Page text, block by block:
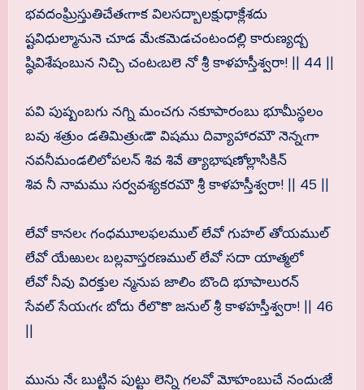
భవదంఘ్రిస్తుతిచేతఁగాక విలసద్బాలక్షుధాక్లేశదు
ష్టవిధుల్మానునె చూడ మేఁకమెడచంటందల్లి కారుణ్యద్బ
ష్థివిశేషంబున నిచ్చి చంటఁబలె నో శ్రీ కాళహస్తీశ్వరా! || 44 ||
పవి పుష్పంబగు నగ్ని మంచగు నకూపారంబు భూమీస్థలం
బవు శత్రుం డతిమిత్రుఁడౌ విషము దివ్యాహారమౌ నెన్నఁగా
నవనీమండలిలోపలన్ శివ శివే త్యాభాషణోల్లాసికిన్
శివ నీ నామము సర్వవశ్యకరమౌ శ్రీ కాళహస్తీశ్వరా! || 45 ||
లేవో కానలఁ గంధమూలఫలముల్ లేవో గుహల్ తోయముల్
లేవో యేఱులఁ బల్లవాస్తరణముల్ లేవో సదా యాత్మలో
లేవో నీవు విరక్తుల న్మనుప జాలిం బొంది భూపాలురన్
సేవల్ సేయఁగఁ బోదు రేలొకొ జనుల్ శ్రీ కాళహస్తీశ్వరా! || 46
మును నేఁ బుట్టిన పుట్టు లెన్ని గలవో మోహంబుచే నందుఁజే